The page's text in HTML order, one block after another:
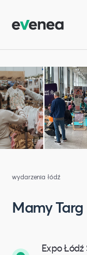
wydarzenia łódź
Mamy Targ
Expo Łódź